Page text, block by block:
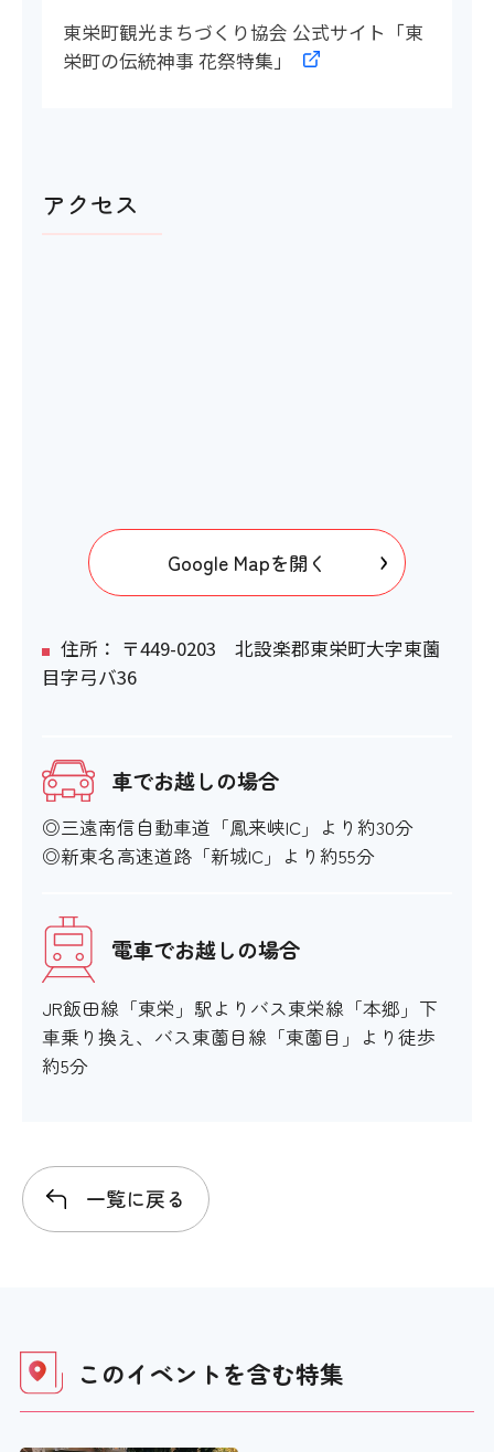
東栄町観光まちづくり協会 公式サイト「東
栄町の伝統神事 花祭特集」
アクセス
Google Mapを開く
住所： 〒449-0203 北設楽郡東栄町大字東薗
目字弓バ36
車でお越しの場合
◎三遠南信自動車道「鳳来峡IC」より約30分
◎新東名高速道路「新城IC」より約55分
電車でお越しの場合
JR飯田線「東栄」駅よりバス東栄線「本郷」下
車乗り換え、バス東薗目線「東薗目」より徒歩
約5分
一覧に戻る
このイベントを含む特集